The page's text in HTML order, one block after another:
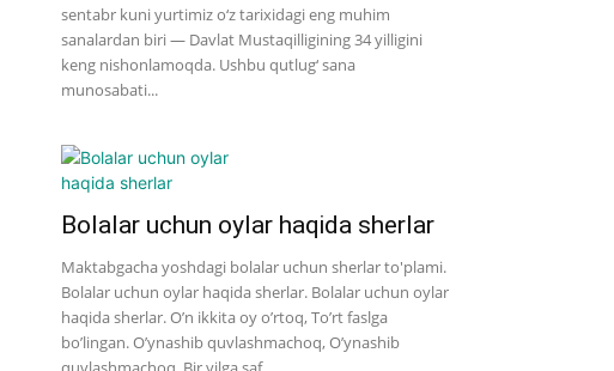
sentabr kuni yurtimiz o‘z tarixidagi eng muhim
sanalardan biri — Davlat Mustaqilligining 34 yilligini
keng nishonlamoqda. Ushbu qutlug‘ sana
munosabati...
Bolalar uchun oylar haqida sherlar
Maktabgacha yoshdagi bolalar uchun sherlar to'plami.
Bolalar uchun oylar haqida sherlar. Bolalar uchun oylar
haqida sherlar. O’n ikkita oy o’rtoq, To’rt faslga
bo’lingan. O’ynashib quvlashmachoq, O’ynashib